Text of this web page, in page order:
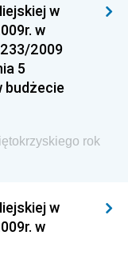
i Polityki
Państwowych
i Głównego
Dziedzictwa
Funduszy i
w
w
2009
5
budżecie
rok
w
w